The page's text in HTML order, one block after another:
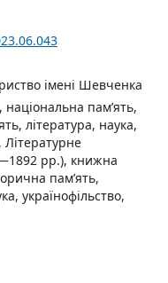
імені Шевченка
пам’ять,
література, наука,
Літературне
рр.), книжна
пам’ять,
українофільство,